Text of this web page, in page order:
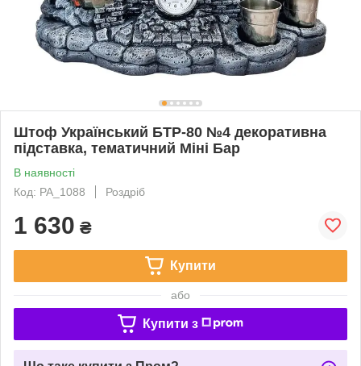
Штоф Український БТР-80 №4 декоративна
підставка, тематичний Міні Бар
В наявності
Код: PA_1088
Роздріб
1 630 ₴
Купити
або
Купити з